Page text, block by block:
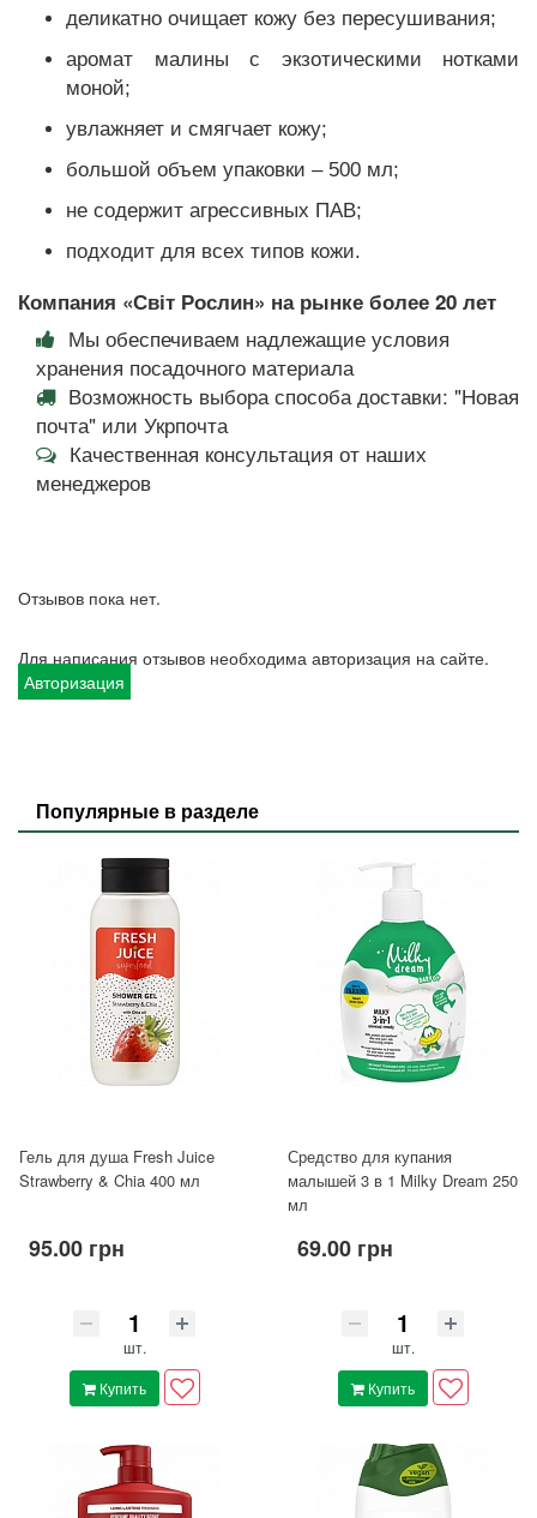
деликатно очищает кожу без пересушивания;
аромат малины с экзотическими нотками
моной;
увлажняет и смягчает кожу;
большой объем упаковки – 500 мл;
не содержит агрессивных ПАВ;
подходит для всех типов кожи.
Компания «Світ Рослин» на рынке более 20 лет
Мы обеспечиваем надлежащие условия
хранения посадочного материала
Возможность выбора способа доставки: "Новая
почта" или Укрпочта
Качественная консультация от наших
менеджеров
Отзывов пока нет.
Для написания отзывов необходима авторизация на сайте.
Авторизация
Популярные в разделе
Гель для душа Fresh Juice
Strawberry & Chia 400 мл
95.00 грн
шт.
Купить
Средство для купания
малышей 3 в 1 Milky Dream 250
мл
69.00 грн
шт.
Купить